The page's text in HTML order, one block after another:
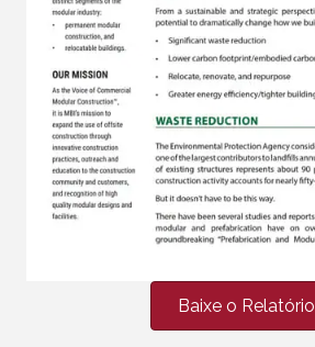
Baixe o Relatório